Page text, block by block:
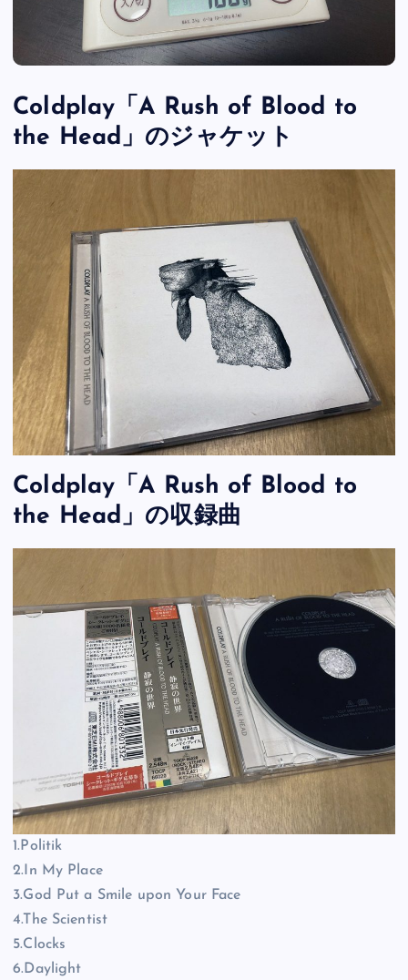
Coldplay「A Rush of Blood to
the Head」のジャケット
Coldplay「A Rush of Blood to
the Head」の収録曲
1.Politik
2.In My Place
3.God Put a Smile upon Your Face
4.The Scientist
5.Clocks
6.Daylight